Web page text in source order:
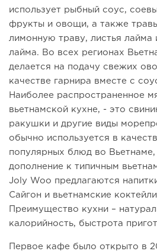
использует рыбный соус,
фрукты и овощи, а также
лимонную траву, листья
лайма. Во всех регионах
делается на подачу свежих
качестве гарнира вместе с
Наиболее распространенное
вьетнамской кухне, - это
ракушки и другие виды
обычно используется в
популярных блюд во
дополнение к типичным
Joly Woo предлагаются
Сайгон и вьетнамские коктейли
Преимущество кухни –
калорийность, быстрота
Первое кафе было открыто в